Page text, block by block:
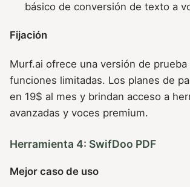
básico de conversión de texto a
Fijación
Murf.ai ofrece una versión de
funciones limitadas. Los planes de
en 19$ al mes y brindan acceso a
avanzadas y voces premium.
Herramienta 4: SwifDoo PDF
Mejor caso de uso